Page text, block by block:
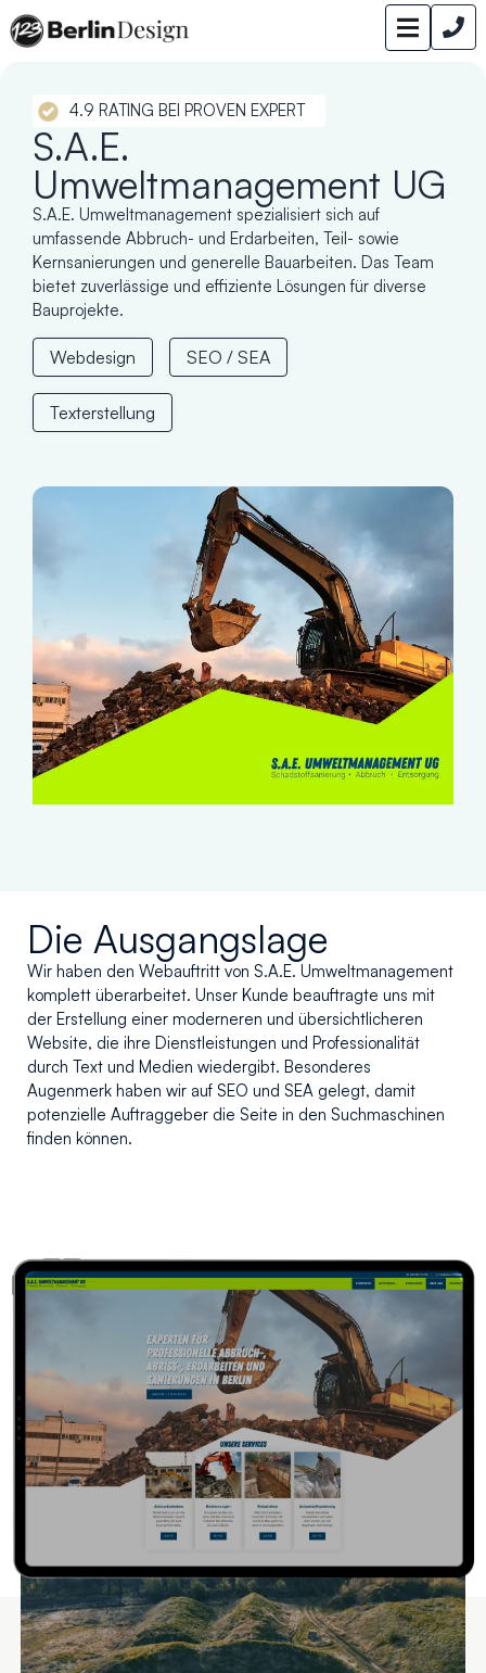
4.9 RATING BEI PROVEN EXPERT
S.A.E.
Umweltmanagement UG
S.A.E. Umweltmanagement spezialisiert sich auf
umfassende Abbruch- und Erdarbeiten, Teil- sowie
Kernsanierungen und generelle Bauarbeiten. Das Team
bietet zuverlässige und effiziente Lösungen für diverse
Bauprojekte.
Webdesign SEO / SEA
Texterstellung
Die Ausgangslage
Wir haben den Webauftritt von S.A.E. Umweltmanagement
komplett überarbeitet. Unser Kunde beauftragte uns mit
der Erstellung einer moderneren und übersichtlicheren
Website, die ihre Dienstleistungen und Professionalität
durch Text und Medien wiedergibt. Besonderes
Augenmerk haben wir auf SEO und SEA gelegt, damit
potenzielle Auftraggeber die Seite in den Suchmaschinen
finden können.